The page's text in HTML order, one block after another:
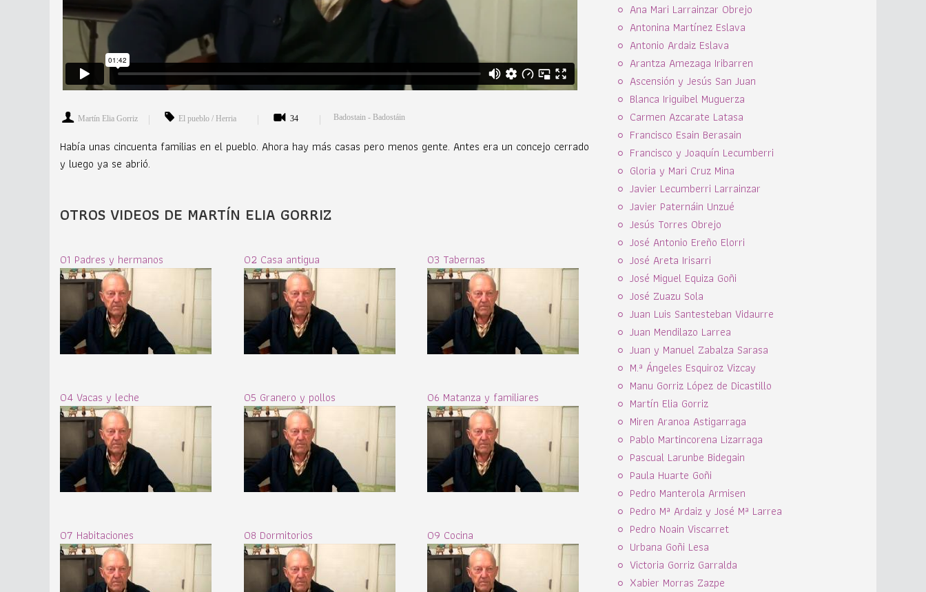
Martín Elia Gorriz El pueblo / Herria 34 Badostain - Badostáin
Había unas cincuenta familias en el pueblo. Ahora hay más casas pero menos gente. Antes era un concejo cerrado
y luego ya se abrió.
OTROS VIDEOS DE MARTÍN ELIA GORRIZ
01 Padres y hermanos 02 Casa antigua 03 Tabernas
04 Vacas y leche 05 Granero y pollos 06 Matanza y familiares
07 Habitaciones 08 Dormitorios 09 Cocina
Ana Mari Larrainzar Obrejo
Antonina Martínez Eslava
Antonio Ardaiz Eslava
Arantza Amezaga Iribarren
Ascensión y Jesús San Juan
Blanca Iriguibel Muguerza
Carmen Azcarate Latasa
Francisco Esain Berasain
Francisco y Joaquín Lecumberri
Gloria y Mari Cruz Mina
Javier Lecumberri Larrainzar
Javier Paternáin Unzué
Jesús Torres Obrejo
José Antonio Ereño Elorri
José Areta Irisarri
José Miguel Equiza Goñi
José Zuazu Sola
Juan Luis Santesteban Vidaurre
Juan Mendilazo Larrea
Juan y Manuel Zabalza Sarasa
M.ª Ángeles Esquiroz Vizcay
Manu Gorriz López de Dicastillo
Martín Elia Gorriz
Miren Aranoa Astigarraga
Pablo Martincorena Lizarraga
Pascual Larunbe Bidegain
Paula Huarte Goñi
Pedro Manterola Armisen
Pedro Mª Ardaiz y José Mª Larrea
Pedro Noain Viscarret
Urbana Goñi Lesa
Victoria Gorriz Garralda
Xabier Morras Zazpe